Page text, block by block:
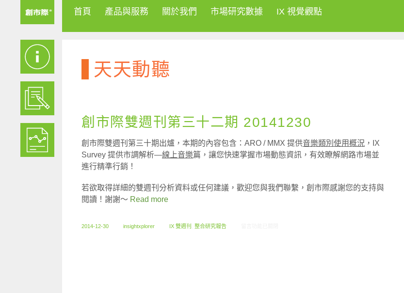
首頁 產品與服務 關於我們 市場研究數據 IX 視覺觀點
天天動聽
創市際雙週刊第三十二期 20141230
創市際雙週刊第三十期出爐，本期的內容包含：ARO / MMX 提供音樂類別使用概況 ，IX
Survey 提供市調解析—線上音樂篇，讓您快速掌握市場動態資訊，有效瞭解網路市場並
進行精準行銷！
若欲取得詳細的雙週刊分析資料或任何建議，歡迎您與我們聯繫，創市際感謝您的支持與
閱讀！謝謝～ Read more
2014-12-30 insightxplorer IX 雙週刊 整合研究報告